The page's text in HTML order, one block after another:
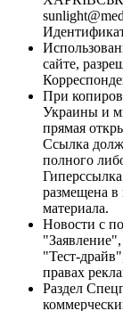
сайте,
При
Украины и
прямая
Ссылка
полного
размещена в
материала.
Новости с
"Тест-
правах
Раздел